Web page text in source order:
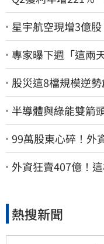
星宇航空現增3億
專家曝下週「這兩
股災這8檔規模逆
半導體與綠能雙箭
99萬股東心碎！外
股價重挫近5%
外資狂賣407億！
熱搜新聞